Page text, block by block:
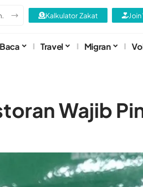
Kalkulator Zakat
Travel Migran
Wajib